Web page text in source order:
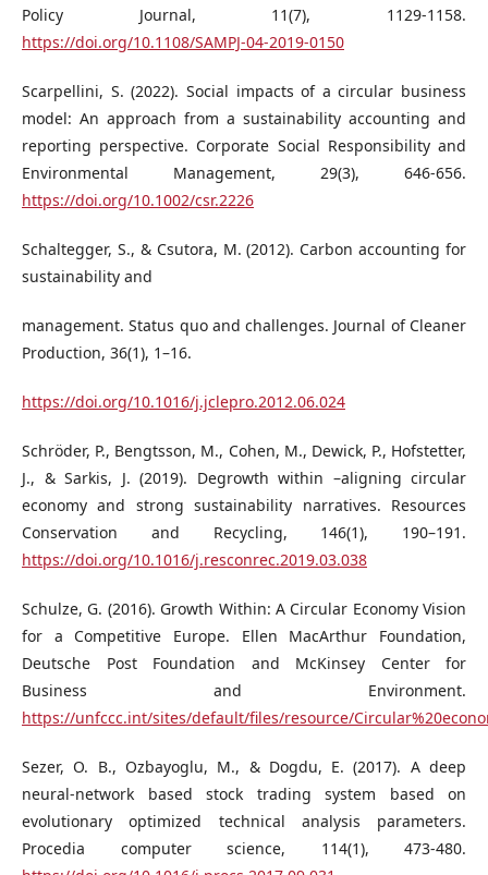
Policy Journal, 11(7), 1129-1158.
https://doi.org/10.1108/SAMPJ-04-2019-0150
Scarpellini, S. (2022). Social impacts of a circular business
model: An approach from a sustainability accounting and
reporting perspective. Corporate Social Responsibility and
Environmental Management, 29(3), 646-656.
https://doi.org/10.1002/csr.2226
Schaltegger, S., & Csutora, M. (2012). Carbon accounting for
sustainability and
management. Status quo and challenges. Journal of Cleaner
Production, 36(1), 1–16.
https://doi.org/10.1016/j.jclepro.2012.06.024
Schröder, P., Bengtsson, M., Cohen, M., Dewick, P., Hofstetter,
J., & Sarkis, J. (2019). Degrowth within –aligning circular
economy and strong sustainability narratives. Resources
Conservation and Recycling, 146(1), 190–191.
https://doi.org/10.1016/j.resconrec.2019.03.038
Schulze, G. (2016). Growth Within: A Circular Economy Vision
for a Competitive Europe. Ellen MacArthur Foundation,
Deutsche Post Foundation and McKinsey Center for
Business and Environment.
https://unfccc.int/sites/default/files/resource/
Sezer, O. B., Ozbayoglu, M., & Dogdu, E. (2017). A deep
neural-network based stock trading system based on
evolutionary optimized technical analysis parameters.
Procedia computer science, 114(1), 473-480.